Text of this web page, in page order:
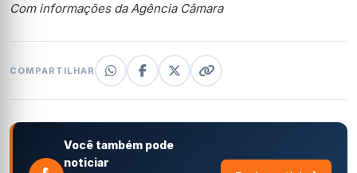
Com informações da Agência Câmara
COMPARTILHAR
Você também pode
noticiar